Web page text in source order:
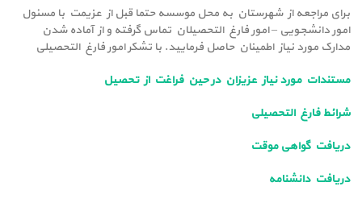
برای مراجعه از شهرستان به محل موسسه حتما قبل از عزیمت با مسئول
امور دانشجویی – امور فارغ التحصیلان تماس گرفته و از آماده شدن
مدارک مورد نیاز اطمینان حاصل فرمایید. با تشکر امور فارغ التحصیلی
مستندات مورد نیاز عزیزان در حین فراغت از تحصیل
شرائط فارغ التحصیلی
دریافت گواهی موقت
دریافت دانشنامه